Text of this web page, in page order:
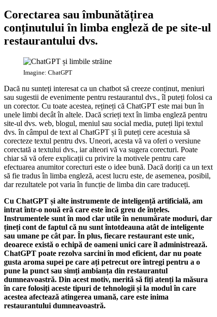
Corectarea sau îmbunătățirea
conținutului în limba engleză de pe site-ul
restaurantului dvs.
Imagine: ChatGPT
Dacă nu sunteți interesat ca un chatbot să creeze conținut, meniuri
sau sugestii de evenimente pentru restaurantul dvs., îl puteți folosi ca
un corector. Cu toate acestea, rețineți că ChatGPT este mai bun în
unele limbi decât în altele. Dacă scrieți text în limba engleză pentru
site-ul dvs. web, blogul, meniul sau social media, puteți lipi textul
dvs. în câmpul de text al ChatGPT și îi puteți cere acestuia să
corecteze textul pentru dvs. Uneori, acesta vă va oferi o versiune
corectată a textului dvs., iar alteori vă va sugera corecturi. Poate
chiar să vă ofere explicații cu privire la motivele pentru care
efectuarea anumitor corecturi este o idee bună. Dacă doriți ca un text
să fie tradus în limba engleză, acest lucru este, de asemenea, posibil,
dar rezultatele pot varia în funcție de limba din care traduceți.
Cu ChatGPT și alte instrumente de inteligență artificială, am
intrat într-o nouă eră care este încă greu de înțeles.
Instrumentele sunt în mod clar utile în nenumărate moduri, dar
țineți cont de faptul că nu sunt întotdeauna atât de inteligente
sau umane pe cât par. În plus, fiecare restaurant este unic,
deoarece există o echipă de oameni unici care îl administrează.
ChatGPT poate rezolva sarcini în mod eficient, dar nu poate
gusta aroma supei pe care ați petrecut ore întregi pentru a o
pune la punct sau simți ambianța din restaurantul
dumneavoastră. Din acest motiv, merită să fiți atenți la măsura
în care folosiți aceste tipuri de tehnologii și la modul în care
acestea afectează atingerea umană, care este inima
restaurantului dumneavoastră.